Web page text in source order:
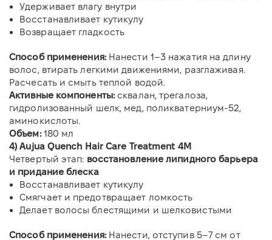
Удерживает влагу внутри
Восстанавливает кутикулу
Возвращает гладкость
Способ применения: Нанести 1–3 нажатия на длину
волос, втирать легкими движениями, разглаживая.
Расчесать и смыть теплой водой.
Активные компоненты: сквалан, трегалоза,
гидролизованный шелк, мед, поликватерниум-52,
аминокислоты.
Объем:180 мл
4) Aujua Quench Hair Care Treatment 4М
Четвертый этап: восстановление липидного барьера
и придание блеска
Восстанавливает кутикулу
Смягчает и предотвращает ломкость
Делает волосы блестящими и шелковистыми
Способ применения: Нанести, отступив 5–7 см от